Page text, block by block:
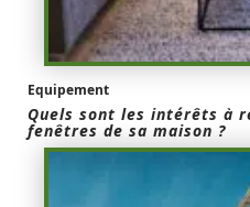
Equipement
Quels sont les intérêts à
fenêtres de sa maison ?